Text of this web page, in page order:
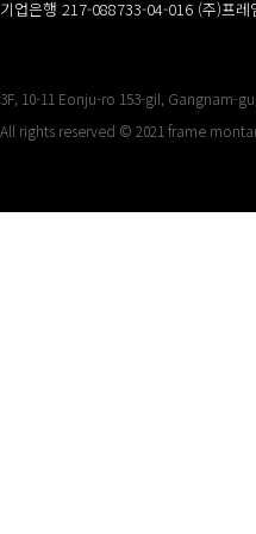
기업은행 217-088733-04-016 (주)프레
3F, 10-11 Eonju-ro 153-gil, Gangnam-
All rights reserved © 2021 frame